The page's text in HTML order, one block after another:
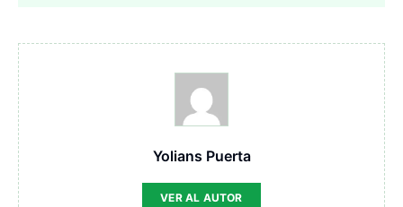
Yolians Puerta
VER AL AUTOR